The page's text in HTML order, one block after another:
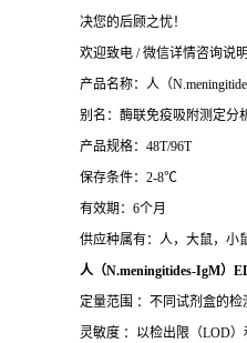
决您的后顾之忧！
欢迎致电 / 微信详情咨询说
产品名称： 人（
别名：酶联免疫吸附测定分
产品规格：48T/96T
保存条件：2-8℃
有效期：6个月
供应种属有：人，大鼠，小
人（N.meningitides-IgM）
定量范围 ：不同试剂盒的检
灵敏度 ：以检出限（LOD